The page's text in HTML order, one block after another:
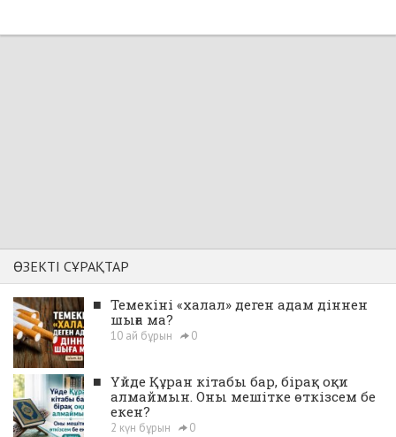
ӨЗЕКТІ СҰРАҚТАР
■ Темекіні «халал» деген адам діннен
шыға ма?
10 ай бұрын 0
■ Үйде Құран кітабы бар, бірақ оқи
алмаймын. Оны мешітке өткізсем бе
екен?
2 күн бұрын 0